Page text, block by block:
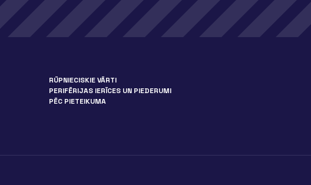
RŪPNIECISKIE VĀRTI
PERIFĒRIJAS IERĪCES UN PIEDERUMI
PĒC PIETEIKUMA